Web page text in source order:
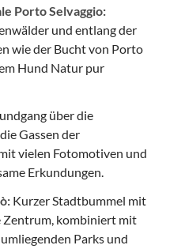
Porto Selvaggio:
und entlang der
wie der Bucht von Porto
Hund Natur pur
über die
Gassen der
vielen Fotomotiven und
Erkundungen.
Kurzer Stadtbummel mit
Zentrum, kombiniert mit
Parks und